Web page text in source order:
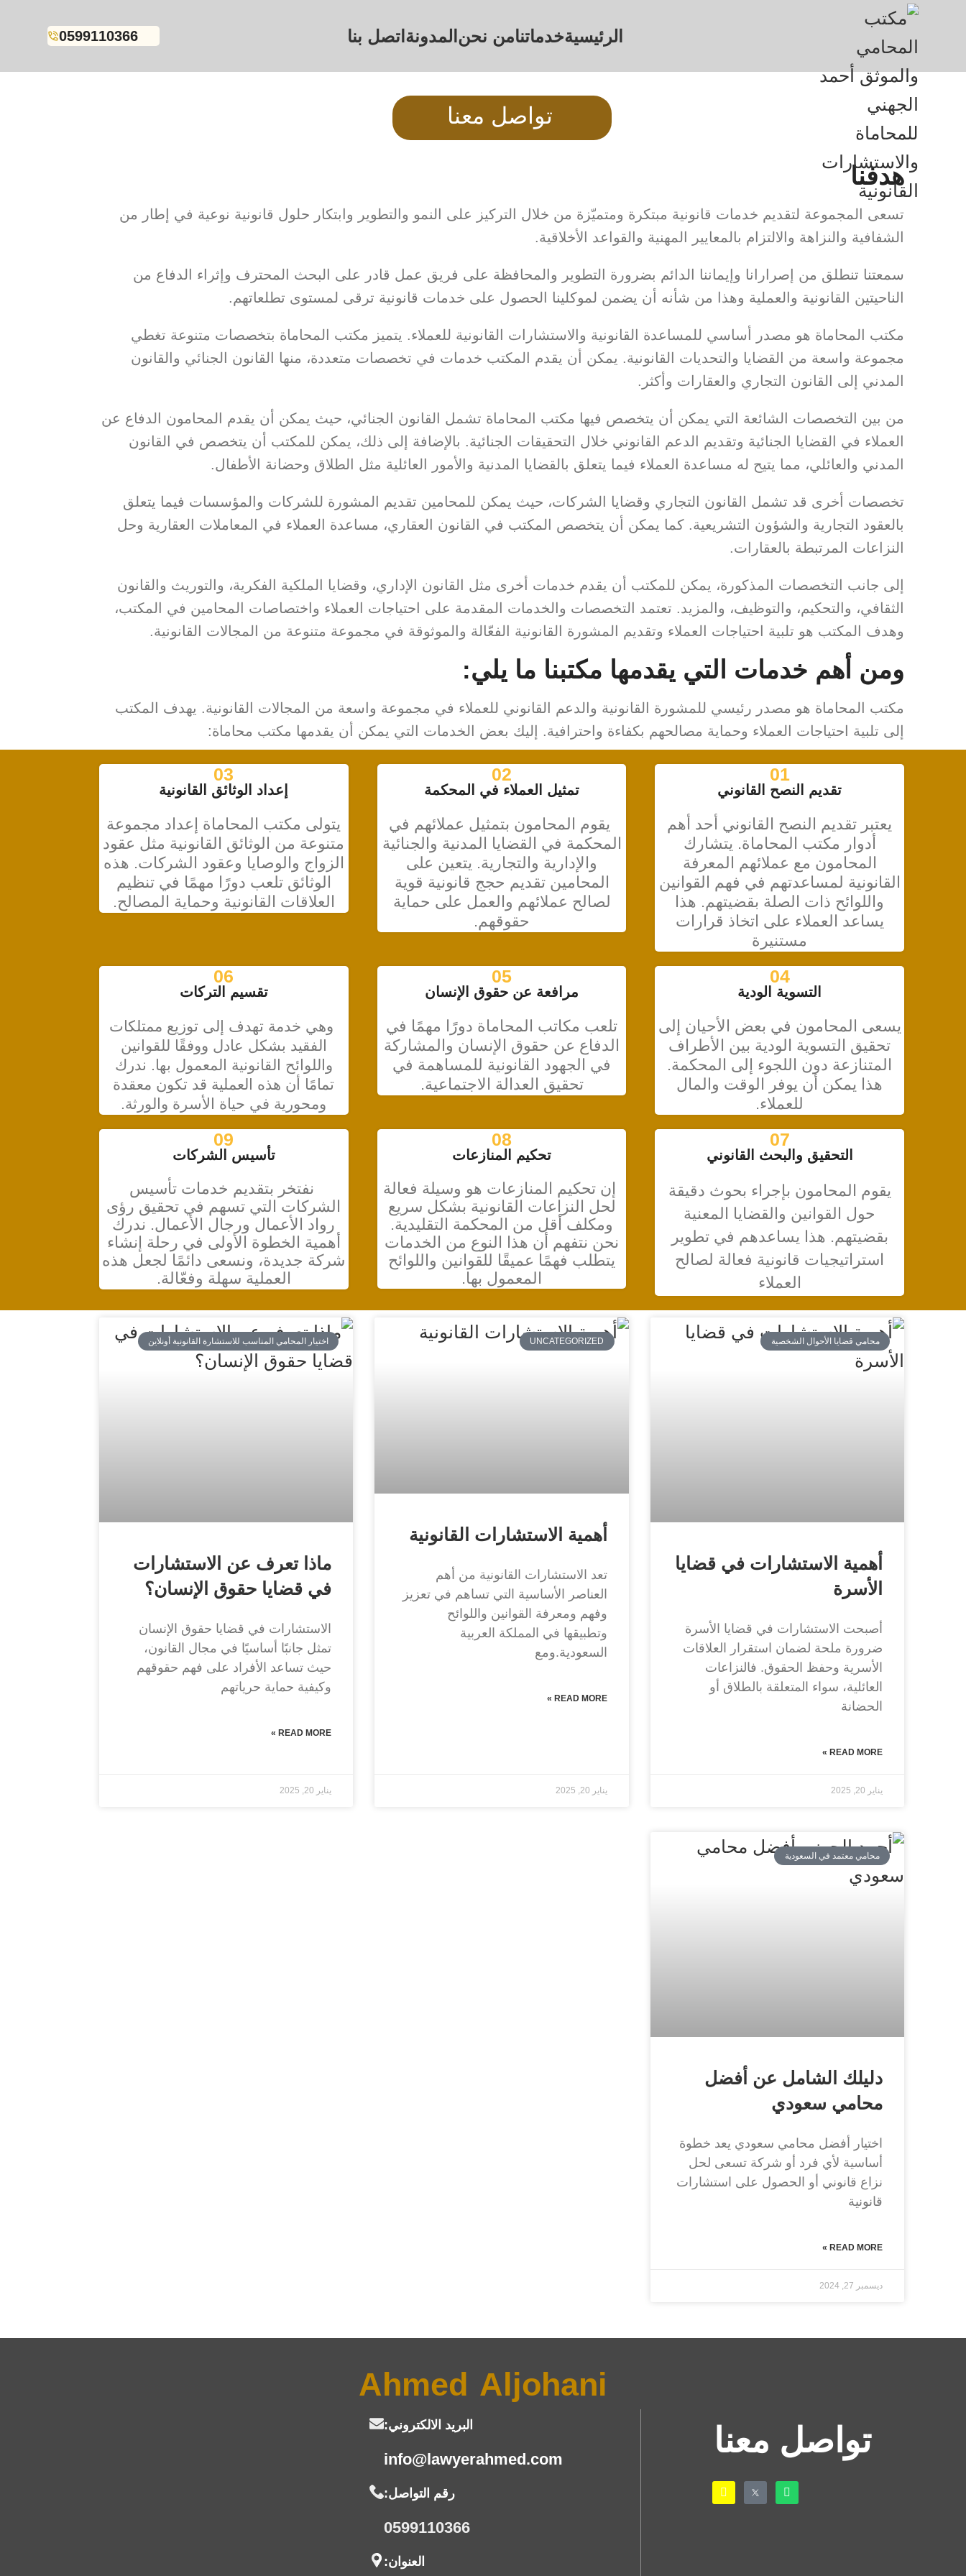
الرئيسيةخدماتنامن نحن المدونة اتصل بنا 0599110366
تواصل معنا
هدفنا
تسعى المجموعة لتقديم خدمات قانونية مبتكرة ومتميّزة من خلال التركيز على النمو والتطوير وابتكار حلول قانونية نوعية في إطار من
الشفافية والنزاهة والالتزام بالمعايير المهنية والقواعد الأخلاقية.
سمعتنا تنطلق من إصرارانا وإيماننا الدائم بضرورة التطوير والمحافظة على فريق عمل قادر على البحث المحترف وإثراء الدفاع من
الناحيتين القانونية والعملية وهذا من شأنه أن يضمن لموكلينا الحصول على خدمات قانونية ترقى لمستوى تطلعاتهم.
مكتب المحاماة هو مصدر أساسي للمساعدة القانونية والاستشارات القانونية للعملاء. يتميز مكتب المحاماة بتخصصات متنوعة تغطي
مجموعة واسعة من القضايا والتحديات القانونية. يمكن أن يقدم المكتب خدمات في تخصصات متعددة، منها القانون الجنائي والقانون
المدني إلى القانون التجاري والعقارات وأكثر.
من بين التخصصات الشائعة التي يمكن أن يتخصص فيها مكتب المحاماة تشمل القانون الجنائي، حيث يمكن أن يقدم المحامون الدفاع عن
العملاء في القضايا الجنائية وتقديم الدعم القانوني خلال التحقيقات الجنائية. بالإضافة إلى ذلك، يمكن للمكتب أن يتخصص في القانون
المدني والعائلي، مما يتيح له مساعدة العملاء فيما يتعلق بالقضايا المدنية والأمور العائلية مثل الطلاق وحضانة الأطفال.
تخصصات أخرى قد تشمل القانون التجاري وقضايا الشركات، حيث يمكن للمحامين تقديم المشورة للشركات والمؤسسات فيما يتعلق
بالعقود التجارية والشؤون التشريعية. كما يمكن أن يتخصص المكتب في القانون العقاري، مساعدة العملاء في المعاملات العقارية وحل
النزاعات المرتبطة بالعقارات.
إلى جانب التخصصات المذكورة، يمكن للمكتب أن يقدم خدمات أخرى مثل القانون الإداري، وقضايا الملكية الفكرية، والتوريث والقانون
الثقافي، والتحكيم، والتوظيف، والمزيد. تعتمد التخصصات والخدمات المقدمة على احتياجات العملاء واختصاصات المحامين في المكتب،
وهدف المكتب هو تلبية احتياجات العملاء وتقديم المشورة القانونية الفعّالة والموثوقة في مجموعة متنوعة من المجالات القانونية.
ومن أهم خدمات التي يقدمها مكتبنا ما يلي:
مكتب المحاماة هو مصدر رئيسي للمشورة القانونية والدعم القانوني للعملاء في مجموعة واسعة من المجالات القانونية. يهدف المكتب
إلى تلبية احتياجات العملاء وحماية مصالحهم بكفاءة واحترافية. إليك بعض الخدمات التي يمكن أن يقدمها مكتب محاماة:
01
تقديم النصح القانوني
يعتبر تقديم النصح القانوني أحد أهم
أدوار مكتب المحاماة. يتشارك
المحامون مع عملائهم المعرفة
القانونية لمساعدتهم في فهم القوانين
واللوائح ذات الصلة بقضيتهم. هذا
يساعد العملاء على اتخاذ قرارات
مستنيرة
02
تمثيل العملاء في المحكمة
يقوم المحامون بتمثيل عملائهم في
المحكمة في القضايا المدنية والجنائية
والإدارية والتجارية. يتعين على
المحامين تقديم حجج قانونية قوية
لصالح عملائهم والعمل على حماية
حقوقهم.
03
إعداد الوثائق القانونية
يتولى مكتب المحاماة إعداد مجموعة
متنوعة من الوثائق القانونية مثل عقود
الزواج والوصايا وعقود الشركات. هذه
الوثائق تلعب دورًا مهمًا في تنظيم
العلاقات القانونية وحماية المصالح.
04
التسوية الودية
يسعى المحامون في بعض الأحيان إلى
تحقيق التسوية الودية بين الأطراف
المتنازعة دون اللجوء إلى المحكمة.
هذا يمكن أن يوفر الوقت والمال
للعملاء.
05
مرافعة عن حقوق الإنسان
تلعب مكاتب المحاماة دورًا مهمًا في
الدفاع عن حقوق الإنسان والمشاركة
في الجهود القانونية للمساهمة في
تحقيق العدالة الاجتماعية.
06
تقسيم التركات
وهي خدمة تهدف إلى توزيع ممتلكات
الفقيد بشكل عادل ووفقًا للقوانين
واللوائح القانونية المعمول بها. ندرك
تمامًا أن هذه العملية قد تكون معقدة
ومحورية في حياة الأسرة والورثة.
07
التحقيق والبحث القانوني
يقوم المحامون بإجراء بحوث دقيقة
حول القوانين والقضايا المعنية
بقضيتهم. هذا يساعدهم في تطوير
استراتيجيات قانونية فعالة لصالح
العملاء
08
تحكيم المنازعات
إن تحكيم المنازعات هو وسيلة فعالة
لحل النزاعات القانونية بشكل سريع
ومكلف أقل من المحكمة التقليدية.
نحن نتفهم أن هذا النوع من الخدمات
يتطلب فهمًا عميقًا للقوانين واللوائح
المعمول بها.
09
تأسيس الشركات
نفتخر بتقديم خدمات تأسيس
الشركات التي تسهم في تحقيق رؤى
رواد الأعمال ورجال الأعمال. ندرك
أهمية الخطوة الأولى في رحلة إنشاء
شركة جديدة، ونسعى دائمًا لجعل هذه
العملية سهلة وفعّالة.
محامي قضايا الأحوال الشخصية
أهمية الاستشارات في قضايا
الأسرة
أصبحت الاستشارات في قضايا الأسرة
ضرورة ملحة لضمان استقرار العلاقات
الأسرية وحفظ الحقوق. فالنزاعات
العائلية، سواء المتعلقة بالطلاق أو
الحضانة
READ MORE »
يناير 20, 2025
UNCATEGORIZED
أهمية الاستشارات القانونية
تعد الاستشارات القانونية من أهم
العناصر الأساسية التي تساهم في تعزيز
وفهم ومعرفة القوانين واللوائح
وتطبيقها في المملكة العربية
السعودية.ومع
READ MORE »
يناير 20, 2025
اختيار المحامي المناسب للاستشارة القانونية أونلاين
ماذا تعرف عن الاستشارات
في قضايا حقوق الإنسان؟
الاستشارات في قضايا حقوق الإنسان
تمثل جانبًا أساسيًا في مجال القانون،
حيث تساعد الأفراد على فهم حقوقهم
وكيفية حماية حرياتهم
READ MORE »
يناير 20, 2025
محامي معتمد في السعودية
دليلك الشامل عن أفضل
محامي سعودي
اختيار أفضل محامي سعودي يعد خطوة
أساسية لأي فرد أو شركة تسعى لحل
نزاع قانوني أو الحصول على استشارات
قانونية
READ MORE »
ديسمبر 27, 2024
Ahmed Aljohani
تواصل معنا البريد الالكتروني:
info@lawyerahmed.com
رقم التواصل:
0599110366
العنوان: